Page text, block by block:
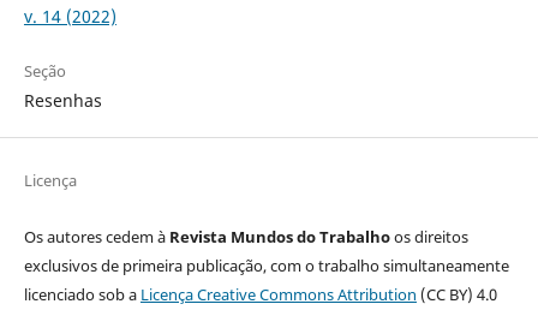
v. 14 (2022)
Seção
Resenhas
Licença
Os autores cedem à Revista Mundos do Trabalhoos direitos
exclusivos de primeira publicação, com o trabalho simultaneamente
licenciado sob a Licença Creative Commons Attribution (CC BY) 4.0